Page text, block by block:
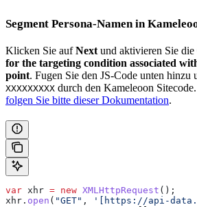
Segment Persona-Namen in
Klicken Sie aufNext und aktivieren Sie
for the targeting condition associated
point. Fugen Sie den JS-Code unten hinzu
XXXXXXXXX durch den Kameleoon
folgen Sie bitte dieser Dokumentation.
var xhr = new XMLHttpRequest ();
xhr . open ( "GET" ,
'[https://api-